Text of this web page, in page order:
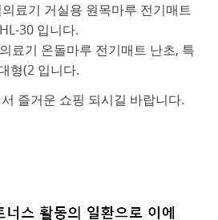
료기 거실용 원목마루 전기매트
HL-30 입니다.
료기 온돌마루 전기매트 난초, 특
형(2 입니다.
즐거운 쇼핑 되시길 바랍니다.